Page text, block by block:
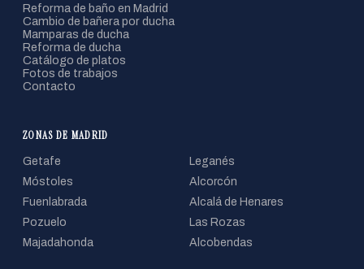
Reforma de baño en Madrid
Cambio de bañera por ducha
Mamparas de ducha
Reforma de ducha
Catálogo de platos
Fotos de trabajos
Contacto
ZONAS DE MADRID
Getafe
Leganés
Móstoles
Alcorcón
Fuenlabrada
Alcalá de Henares
Pozuelo
Las Rozas
Majadahonda
Alcobendas